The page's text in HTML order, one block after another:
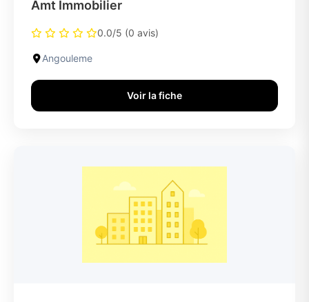
Amt Immobilier
0.0/5 (0 avis)
Angouleme
Voir la fiche